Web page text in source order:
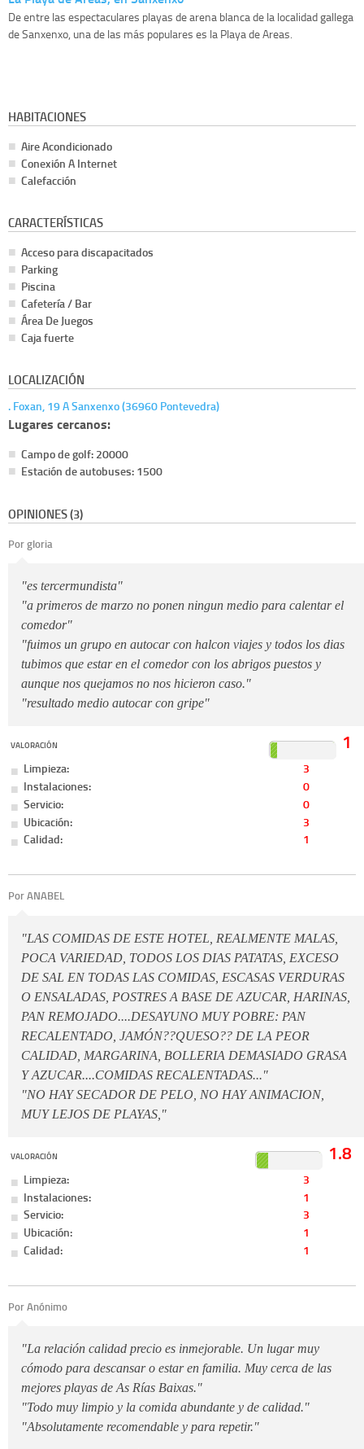
De entre las espectaculares playas de arena blanca de la localidad gallega
de Sanxenxo, una de las más populares es la Playa de Areas.
HABITACIONES
Aire Acondicionado
Conexión A Internet
Calefacción
CARACTERÍSTICAS
Acceso para discapacitados
Parking
Piscina
Cafetería / Bar
Área De Juegos
Caja fuerte
LOCALIZACIÓN
. Foxan, 19 A Sanxenxo (36960 Pontevedra)
Lugares cercanos:
Campo de golf: 20000
Estación de autobuses: 1500
OPINIONES (3)
Por gloria
"es tercermundista"
"a primeros de marzo no ponen ningun medio para calentar el
comedor"
"fuimos un grupo en autocar con halcon viajes y todos los dias
tubimos que estar en el comedor con los abrigos puestos y
aunque nos quejamos no nos hicieron caso."
"resultado medio autocar con gripe"
VALORACIÓN 1
Limpieza:
3
Instalaciones:
0
Servicio:
0
Ubicación:
3
Calidad:
1
Por ANABEL
"LAS COMIDAS DE ESTE HOTEL, REALMENTE MALAS,
POCA VARIEDAD, TODOS LOS DIAS PATATAS, EXCESO
DE SAL EN TODAS LAS COMIDAS, ESCASAS VERDURAS
O ENSALADAS, POSTRES A BASE DE AZUCAR, HARINAS,
PAN REMOJADO....DESAYUNO MUY POBRE: PAN
RECALENTADO, JAMÓN??QUESO?? DE LA PEOR
CALIDAD, MARGARINA, BOLLERIA DEMASIADO GRASA
Y AZUCAR....COMIDAS RECALENTADAS..."
"NO HAY SECADOR DE PELO, NO HAY ANIMACION,
MUY LEJOS DE PLAYAS,"
VALORACIÓN 1.8
Limpieza:
3
Instalaciones:
1
Servicio:
3
Ubicación:
1
Calidad:
1
Por Anónimo
"La relación calidad precio es inmejorable. Un lugar muy
cómodo para descansar o estar en familia. Muy cerca de las
mejores playas de As Rías Baixas."
"Todo muy limpio y la comida abundante y de calidad."
"Absolutamente recomendable y para repetir."